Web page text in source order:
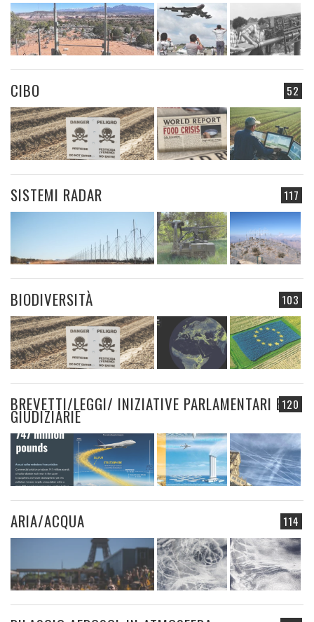
52
CIBO
117
SISTEMI RADAR
103
BIODIVERSITÀ
120
BREVETTI/LEGGI/ INIZIATIVE PARLAMENTARI E
GIUDIZIARIE
114
ARIA/ACQUA